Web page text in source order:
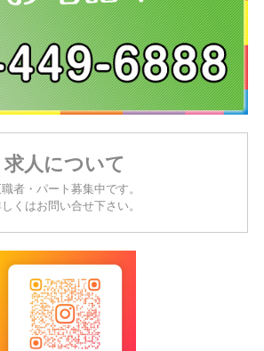
求人について
者・パート募集中です。
くはお問い合せ下さい。